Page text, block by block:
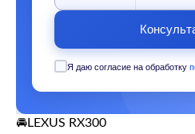
Я даю согласие на обработку
🚘LEXUS RX300